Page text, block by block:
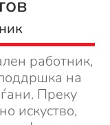
работник,
на
Преку
искуство,